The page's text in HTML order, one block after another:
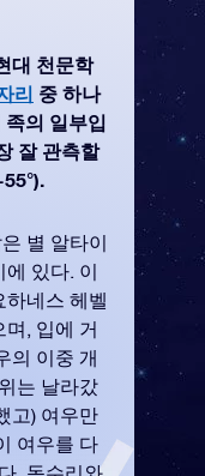
대 천문학
리 중 하나
의 일부입
잘 관측할
별 알타이
에 있다. 이
하네스 헤벨
, 입에 거
의 이중 개
는 날라갔
고) 여우만
여우를 다